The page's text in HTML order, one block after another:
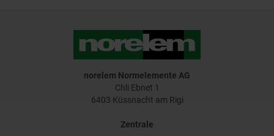
norelem Normelemente AG
Chli Ebnet 1
6403 Küssnacht am Rigi
Zentrale